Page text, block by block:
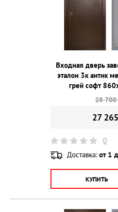
Входная дверь
эталон 3к антик
грей софт
28 700
27
0
Доставка: от 1
КУПИТЬ